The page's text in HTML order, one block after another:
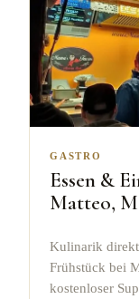
GASTRO
Essen &
Matteo,
Kulinarik direkt
Frühstück bei
kostenloser